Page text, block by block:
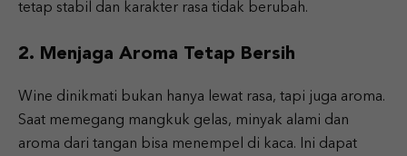
tetap stabil dan karakter rasa tidak berubah.
2. Menjaga Aroma Tetap Bersih
Wine dinikmati bukan hanya lewat rasa, tapi juga aroma.
Saat memegang mangkuk gelas, minyak alami dan
aroma dari tangan bisa menempel di kaca. Ini dapat